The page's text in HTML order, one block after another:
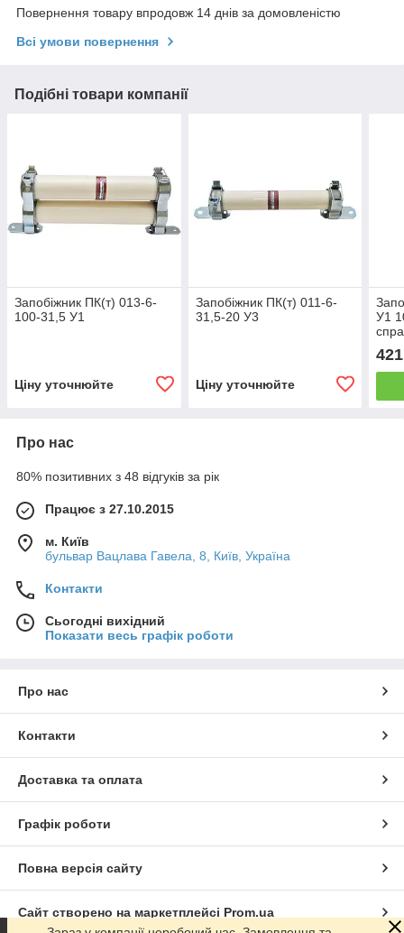
Повернення товару впродовж 14 днів за домовленістю
Всі умови повернення
Подібні товари компанії
Запобіжник ПК(т) 013-6-
100-31,5 У1
Ціну уточнюйте
Запобіжник ПК(т) 011-6-
31,5-20 У3
Ціну уточнюйте
У1
Про нас
80% позитивних з 48 відгуків за рік
Працює з 27.10.2015
м. Київ
бульвар Вацлава Гавела, 8, Київ, Україна
Контакти
Сьогодні вихідний
Показати весь графік роботи
Про нас
Контакти
Доставка та оплата
Графік роботи
Повна версія сайту
Сайт створено на маркетплейсі Prom.ua